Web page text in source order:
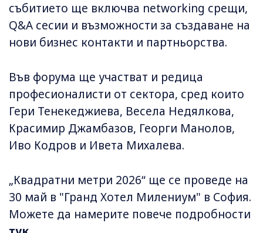
събитието ще включва networking срещи,
Q&A сесии и възможности за създаване на
нови бизнес контакти и партньорства.
Във форума ще участват и редица
професионалисти от сектора, сред които
Гери Тенекеджиева, Весела Недялкова,
Красимир Джамбазов, Георги Манолов,
Иво Кодров и Ивета Михалева.
„Квадратни метри 2026“ ще се проведе на
30 май в "Гранд Хотел Милениум" в София.
Можете да намерите повече подробности